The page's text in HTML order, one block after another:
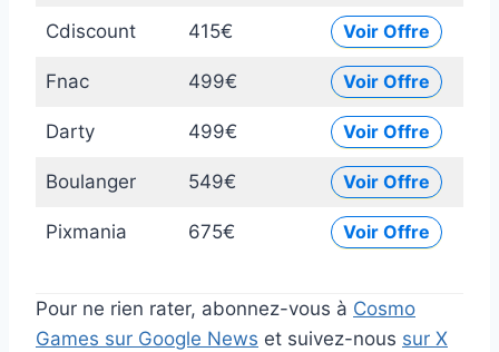
Cdiscount 415€ Voir Offre
Fnac 499€ Voir Offre
Darty 499€ Voir Offre
Boulanger 549€ Voir Offre
Pixmania 675€ Voir Offre
Pour ne rien rater, abonnez-vous à Cosmo
Games sur Google News et suivez-nous sur X